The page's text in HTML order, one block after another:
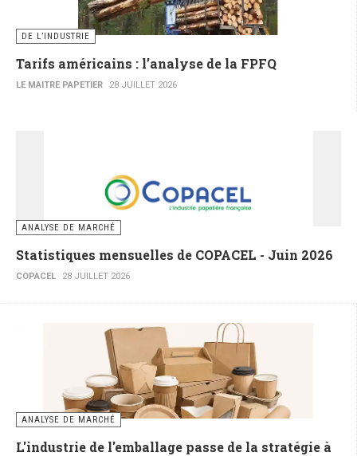
DE L’INDUSTRIE
Tarifs américains : l’analyse de la FPFQ
LE MAITRE PAPETIER 28 JUILLET 2026
ANALYSE DE MARCHÉ
Statistiques mensuelles de COPACEL - Juin 2026
COPACEL 28 JUILLET 2026
ANALYSE DE MARCHÉ
L'industrie de l'emballage passe de la stratégie à